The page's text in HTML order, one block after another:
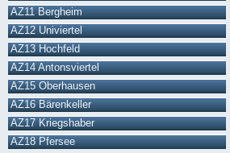
AZ11 Bergheim
AZ12 Univiertel
AZ13 Hochfeld
AZ14 Antonsviertel
AZ15 Oberhausen
AZ16 Bärenkeller
AZ17 Kriegshaber
AZ18 Pfersee